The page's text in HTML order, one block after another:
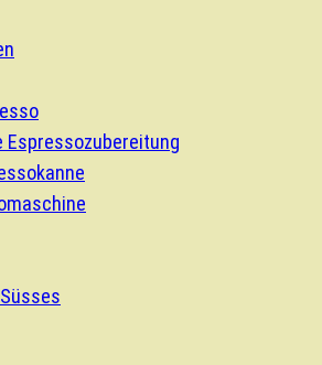
Espressozubereitung